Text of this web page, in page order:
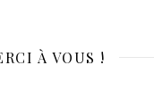
À VOUS !